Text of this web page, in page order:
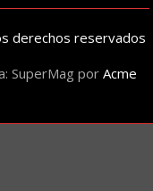
derechos reservados
SuperMag porAcme